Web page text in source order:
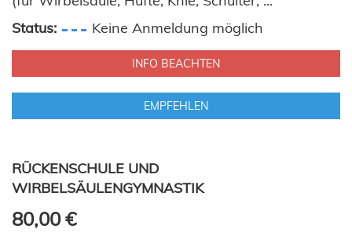
Status:
Keine Anmeldung möglich
INFO BEACHTEN
EMPFEHLEN
RÜCKENSCHULE UND
WIRBELSÄULENGYMNASTIK
80,00 €